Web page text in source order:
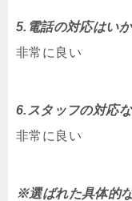
5.電話の対応はい
非常に良い
6.スタッフの対応
非常に良い
※選ばれた具体的